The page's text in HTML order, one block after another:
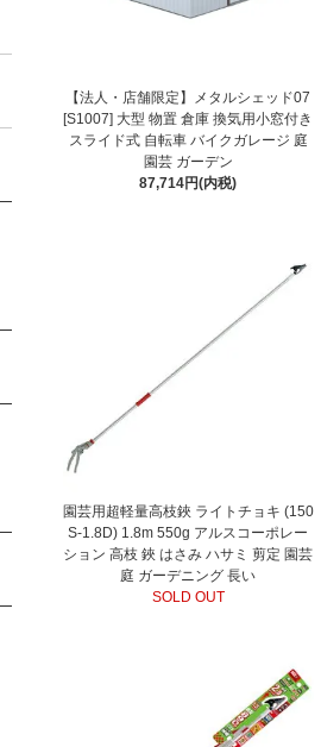
【法人・店舗限定】メタルシェッド07
[S1007] 大型 物置 倉庫 換気用小窓付き
スライド式 自転車 バイクガレージ 庭
園芸 ガーデン
87,714円(内税)
園芸用超軽量高枝鋏 ライトチョキ (150
S-1.8D) 1.8m 550g アルスコーポレー
ション 高枝 鋏 はさみ ハサミ 剪定 園芸
庭 ガーデニング 長い
SOLD OUT